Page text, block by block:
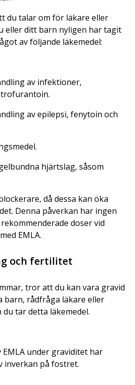
du talar om för läkare eller
eller ditt barn nyligen har tagit
av följande läkemedel:
av infektioner,
av epilepsi, fenytoin och
hjärtslag, såsom
då dessa kan öka
Denna påverkan har ingen
doser vid
EMLA.
och fertilitet
tror att du kan vara gravid
barn, rådfråga läkare eller
tar detta läkemedel.
EMLA under graviditet har
inverkan på fostret.